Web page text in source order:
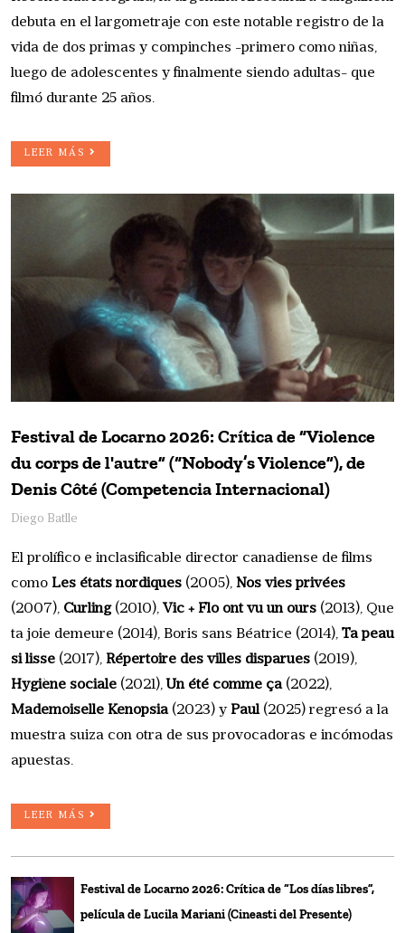
debuta en el largometraje con este notable registro de la
vida de dos primas y compinches -primero como niñas,
luego de adolescentes y finalmente siendo adultas- que
filmó durante 25 años.
LEER MÁS
Festival de Locarno 2026: Crítica de “Violence
du corps de l'autre” (“Nobody’s Violence”), de
Denis Côté (Competencia Internacional)
Diego Batlle
El prolífico e inclasificable director canadiense de films
como Les états nordiques (2005), Nos vies privées
(2007), Curling(2010), Vic + Flo ont vu un ours (2013), Que
ta joie demeure (2014), Boris sans Béatrice (2014), Ta peau
si lisse (2017), Répertoire des villes disparues (2019),
Hygiène sociale (2021), Un été comme ça(2022),
Mademoiselle Kenopsia(2023) y Paul(2025) regresó a la
muestra suiza con otra de sus provocadoras e incómodas
apuestas.
LEER MÁS
Festival de Locarno 2026: Crítica de “Los días libres”,
película de Lucila Mariani (Cineasti del Presente)